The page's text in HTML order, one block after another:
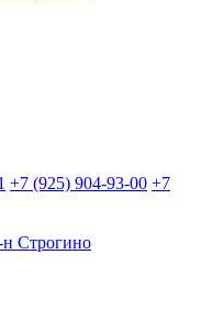
+7 (925) 904-93-00 +7
н Строгино